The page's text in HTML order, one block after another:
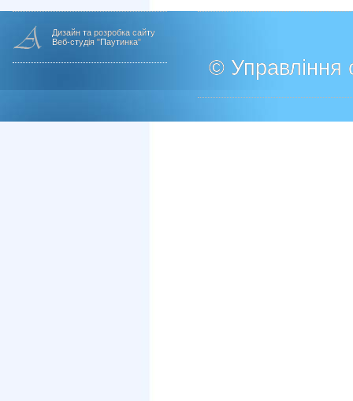
Дизайн та розробка сайту
Веб-студія "Паутинка"
© Управління